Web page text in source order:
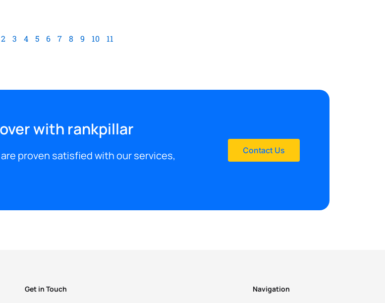
2 3 4 5 6 7 8 9 10 11
with rankpillar
proven satisfied with our services,
Contact Us
Get in Touch Navigation